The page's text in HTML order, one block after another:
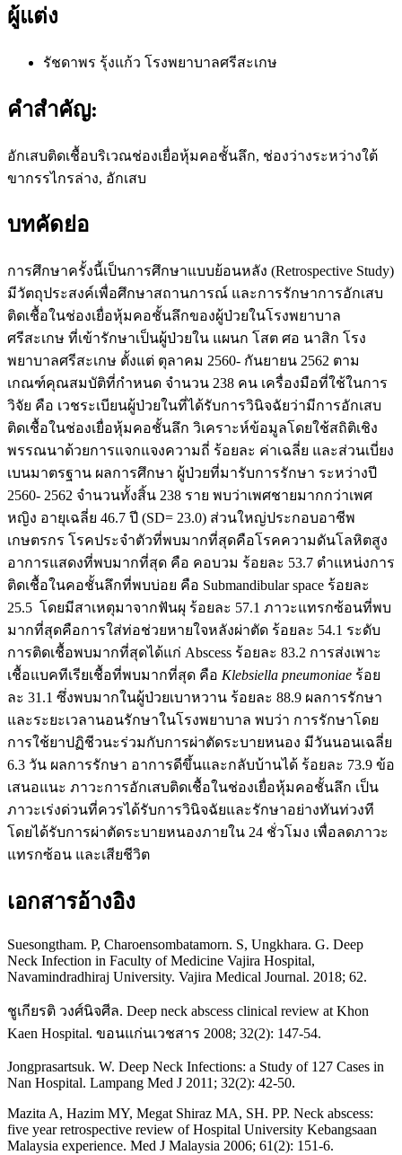
ผู้แต่ง
รัชดาพร รุ้งแก้ว โรงพยาบาลศรีสะเกษ
คำสำคัญ:
อักเสบติดเชื้อบริเวณช่องเยื่อหุ้มคอชั้นลึก, ช่องว่างระหว่างใต้
ขากรรไกรล่าง, อักเสบ
บทคัดย่อ
การศึกษาครั้งนี้เป็นการศึกษาแบบย้อนหลัง (Retrospective Study)
มีวัตถุประสงค์เพื่อศึกษาสถานการณ์ และการรักษาการอักเสบ
ติดเชื้อในช่องเยื่อหุ้มคอชั้นลึกของผู้ป่วยในโรงพยาบาล
ศรีสะเกษ ที่เข้ารักษาเป็นผู้ป่วยใน แผนก โสต ศอ นาสิก โรง
พยาบาลศรีสะเกษ ตั้งแต่ ตุลาคม 2560- กันยายน 2562 ตาม
เกณฑ์คุณสมบัติที่กำหนด จำนวน 238 คน เครื่องมือที่ใช้ในการ
วิจัย คือ เวชระเบียนผู้ป่วยในที่ได้รับการวินิจฉัยว่ามีการอักเสบ
ติดเชื้อในช่องเยื่อหุ้มคอชั้นลึก วิเคราะห์ข้อมูลโดยใช้สถิติเชิง
พรรณนาด้วยการแจกแจงความถี่ ร้อยละ ค่าเฉลี่ย และส่วนเบี่ยง
เบนมาตรฐาน ผลการศึกษา ผู้ป่วยที่มารับการรักษา ระหว่างปี
2560- 2562 จำนวนทั้งสิ้น 238 ราย พบว่าเพศชายมากกว่าเพศ
หญิง อายุเฉลี่ย 46.7 ปี (SD= 23.0) ส่วนใหญ่ประกอบอาชีพ
เกษตรกร โรคประจำตัวที่พบมากที่สุดคือโรคความดันโลหิตสูง
อาการแสดงที่พบมากที่สุด คือ คอบวม ร้อยละ 53.7 ตำแหน่งการ
ติดเชื้อในคอชั้นลึกที่พบบ่อย คือ Submandibular space ร้อยละ
25.5 โดยมีสาเหตุมาจากฟันผุ ร้อยละ 57.1 ภาวะแทรกซ้อนที่พบ
มากที่สุดคือการใส่ท่อช่วยหายใจหลังผ่าตัด ร้อยละ 54.1 ระดับ
การติดเชื้อพบมากที่สุดได้แก่ Abscess ร้อยละ 83.2 การส่งเพาะ
เชื้อแบคทีเรียเชื้อที่พบมากที่สุด คือ Klebsiella pneumoniae ร้อย
ละ 31.1 ซึ่งพบมากในผู้ป่วยเบาหวาน ร้อยละ 88.9 ผลการรักษา
และระยะเวลานอนรักษาในโรงพยาบาล พบว่า การรักษาโดย
การใช้ยาปฏิชีวนะร่วมกับการผ่าตัดระบายหนอง มีวันนอนเฉลี่ย
6.3 วัน ผลการรักษา อาการดีขึ้นและกลับบ้านได้ ร้อยละ 73.9 ข้อ
เสนอแนะ ภาวะการอักเสบติดเชื้อในช่องเยื่อหุ้มคอชั้นลึก เป็น
ภาวะเร่งด่วนที่ควรได้รับการวินิจฉัยและรักษาอย่างทันท่วงที
โดยได้รับการผ่าตัดระบายหนองภายใน 24 ชั่วโมง เพื่อลดภาวะ
แทรกซ้อน และเสียชีวิต
เอกสารอ้างอิง
Suesongtham. P, Charoensombatamorn. S, Ungkhara. G. Deep
Neck Infection in Faculty of Medicine Vajira Hospital,
Navamindradhiraj University. Vajira Medical Journal. 2018; 62.
ชูเกียรติ วงศ์นิจศีล. Deep neck abscess clinical review at Khon
Kaen Hospital. ขอนแก่นเวชสาร 2008; 32(2): 147-54.
Jongprasartsuk. W. Deep Neck Infections: a Study of 127 Cases in
Nan Hospital. Lampang Med J 2011; 32(2): 42-50.
Mazita A, Hazim MY, Megat Shiraz MA, SH. PP. Neck abscess:
five year retrospective review of Hospital University Kebangsaan
Malaysia experience. Med J Malaysia 2006; 61(2): 151-6.